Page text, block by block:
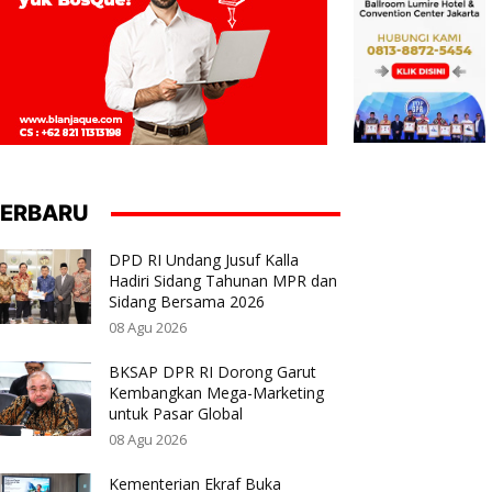
DPD RI Undang Jusuf Kalla
Hadiri Sidang Tahunan MPR dan
Sidang Bersama 2026
08 Agu 2026
BKSAP DPR RI Dorong Garut
Kembangkan Mega-Marketing
untuk Pasar Global
08 Agu 2026
Kementerian Ekraf Buka